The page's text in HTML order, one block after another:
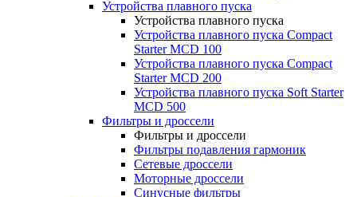
Устройства плавного пуска
Устройства плавного пуска
Устройства плавного пуска Compact
Starter MCD 100
Устройства плавного пуска Compact
Starter MCD 200
Устройства плавного пуска Soft Starter
MCD 500
Фильтры и дроссели
Фильтры и дроссели
Фильтры подавления гармоник
Сетевые дроссели
Моторные дроссели
Синусные фильтры